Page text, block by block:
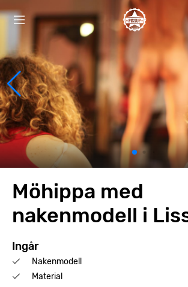
Möhippa med
nakenmodell i
Ingår
Nakenmodell
Material